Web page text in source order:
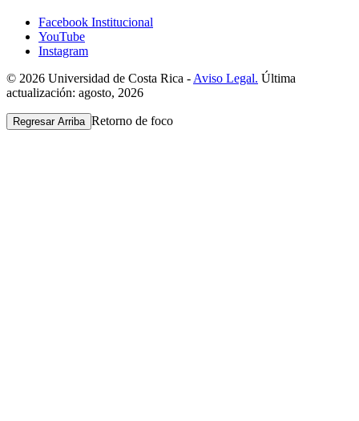
Facebook Institucional
YouTube
Instagram
© 2026 Universidad de Costa Rica - Aviso Legal. Última
actualización: agosto, 2026
Regresar Arriba Retorno de foco